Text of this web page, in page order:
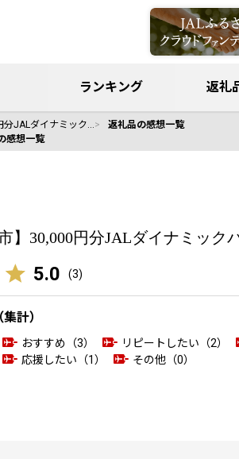
ランキング 返礼
分JALダイナミック…
返礼品の感想一覧
感想一覧
】30,000円分JALダイナミック
5.0 (3)
計）
おすすめ（3） リピートしたい（2）
応援したい（1） その他（0）